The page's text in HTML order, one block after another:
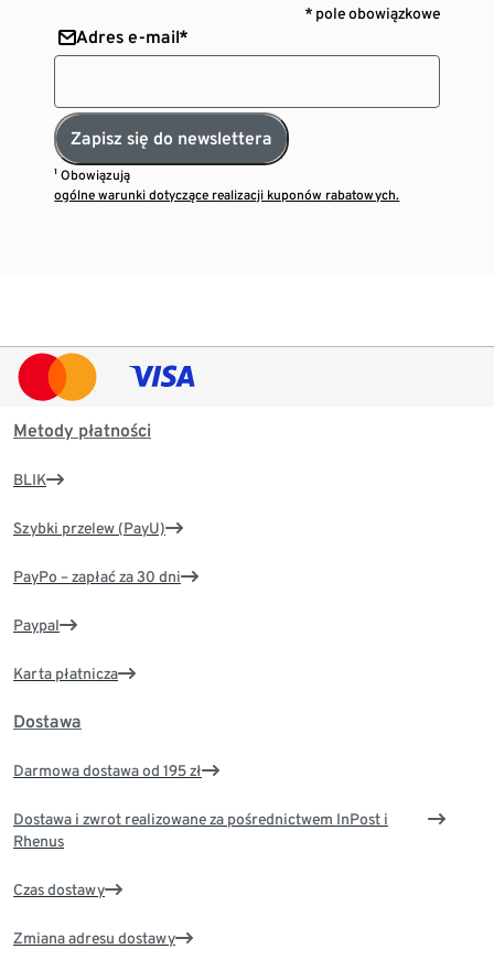
* pole obowiązkowe
Adres e-mail*
Zapisz się do newslettera
¹ Obowiązują
ogólne warunki dotyczące realizacji kuponów rabatowych.
Metody płatności
BLIK
Szybki przelew (PayU)
PayPo – zapłać za 30 dni
Paypal
Karta płatnicza
Dostawa
Darmowa dostawa od 195 zł
Dostawa i zwrot realizowane za pośrednictwem InPost i
Rhenus
Czas dostawy
Zmiana adresu dostawy